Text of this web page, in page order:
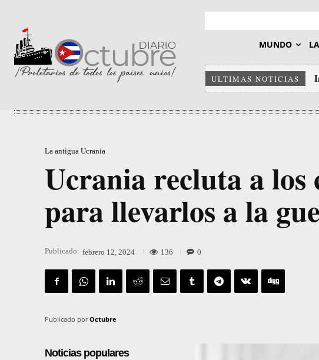
MUNDO
ULTIMAS NOTICIAS
La antigua Ucrania
Ucrania recluta a los
para llevarlos a la
Publicado: febrero 12, 2024 136 0
Publicado por Octubre
Noticias populares